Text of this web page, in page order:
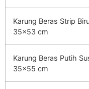
Karung Beras Strip
35×53 cm
Karung Beras Putih
35×55 cm